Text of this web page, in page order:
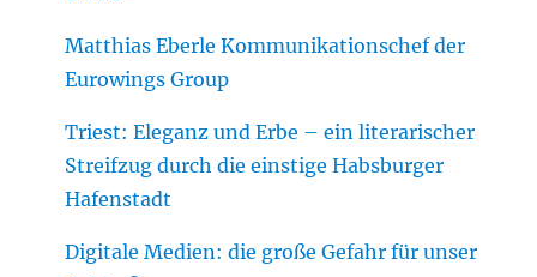
Matthias Eberle Kommunikationschef der
Eurowings Group
Triest: Eleganz und Erbe – ein literarischer
Streifzug durch die einstige Habsburger
Hafenstadt
Digitale Medien: die große Gefahr für unser